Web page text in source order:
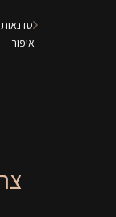
סדנאות
איפור